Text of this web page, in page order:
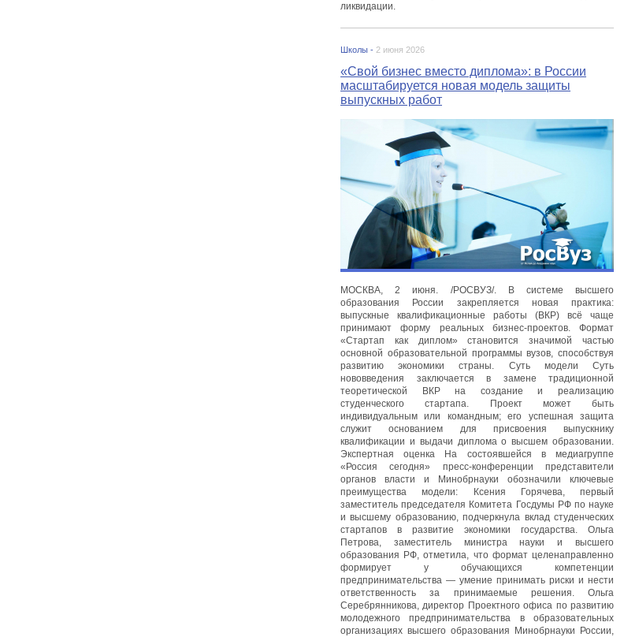
ликвидации.
Школы - 2 июня 2026
«Свой бизнес вместо диплома»: в России
масштабируется новая модель защиты
выпускных работ
МОСКВА, 2 июня. /РОСВУЗ/. В системе высшего
образования России закрепляется новая практика:
выпускные квалификационные работы (ВКР) всё чаще
принимают форму реальных бизнес-проектов. Формат
«Стартап как диплом» становится значимой частью
основной образовательной программы вузов, способствуя
развитию экономики страны. Суть модели Суть
нововведения заключается в замене традиционной
теоретической ВКР на создание и реализацию
студенческого стартапа. Проект может быть
индивидуальным или командным; его успешная защита
служит основанием для присвоения выпускнику
квалификации и выдачи диплома о высшем образовании.
Экспертная оценка На состоявшейся в медиагруппе
«Россия сегодня» пресс-конференции представители
органов власти и Минобрнауки обозначили ключевые
преимущества модели: Ксения Горячева, первый
заместитель председателя Комитета Госдумы РФ по науке
и высшему образованию, подчеркнула вклад студенческих
стартапов в развитие экономики государства. Ольга
Петрова, заместитель министра науки и высшего
образования РФ, отметила, что формат целенаправленно
формирует у обучающихся компетенции
предпринимательства — умение принимать риски и нести
ответственность за принимаемые решения. Ольга
Серебрянникова, директор Проектного офиса по развитию
молодежного предпринимательства в образовательных
организациях высшего образования Минобрнауки России,